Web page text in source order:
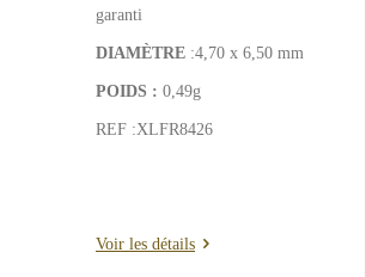
garanti
DIAMÈTRE :4,70 x 6,50 mm
POIDS : 0,49g
REF :XLFR8426
Voir les détails